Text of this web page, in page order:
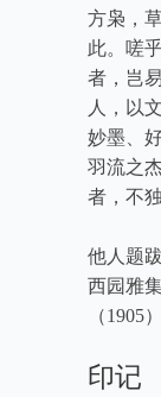
方枭，
此。嗟
者，岂
人，以
妙墨、
羽流之
者，不
他人题
西园雅
（1905
印记